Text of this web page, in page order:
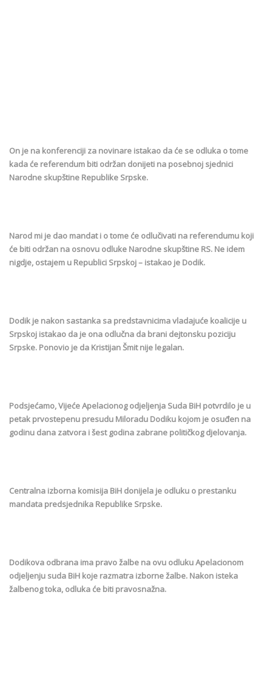
On je na konferenciji za novinare istakao da će se odluka o tome
kada će referendum biti održan donijeti na posebnoj sjednici
Narodne skupštine Republike Srpske.
Narod mi je dao mandat i o tome će odlučivati na referendumu koji
će biti održan na osnovu odluke Narodne skupštine RS. Ne idem
nigdje, ostajem u Republici Srpskoj – istakao je Dodik.
Dodik je nakon sastanka sa predstavnicima vladajuće koalicije u
Srpskoj istakao da je ona odlučna da brani dejtonsku poziciju
Srpske. Ponovio je da Kristijan Šmit nije legalan.
Podsjećamo, Vijeće Apelacionog odjeljenja Suda BiH potvrdilo je u
petak prvostepenu presudu Miloradu Dodiku kojom je osuđen na
godinu dana zatvora i šest godina zabrane političkog djelovanja.
Centralna izborna komisija BiH donijela je odluku o prestanku
mandata predsjednika Republike Srpske.
Dodikova odbrana ima pravo žalbe na ovu odluku Apelacionom
odjeljenju suda BiH koje razmatra izborne žalbe. Nakon isteka
žalbenog toka, odluka će biti pravosnažna.